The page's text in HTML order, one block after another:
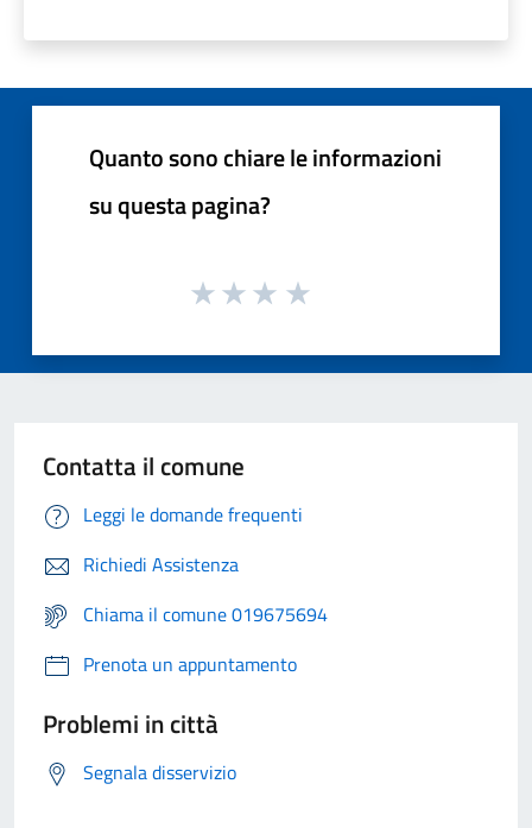
Quanto sono chiare le informazioni
su questa pagina?
Contatta il comune
Leggi le domande frequenti
Richiedi Assistenza
Chiama il comune 019675694
Prenota un appuntamento
Problemi in città
Segnala disservizio